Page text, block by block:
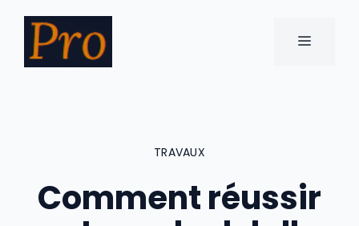
contenu
MENU
TRAVAUX
Comment réussir